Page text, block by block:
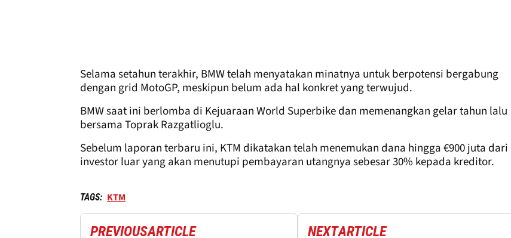
Selama setahun terakhir, BMW telah menyatakan minatnya untuk berpotensi bergabung
dengan grid MotoGP, meskipun belum ada hal konkret yang terwujud.
BMW saat ini berlomba di Kejuaraan World Superbike dan memenangkan gelar tahun lalu
bersama Toprak Razgatlioglu.
Sebelum laporan terbaru ini, KTM dikatakan telah menemukan dana hingga €900 juta dari
investor luar yang akan menutupi pembayaran utangnya sebesar 30% kepada kreditor.
TAGS: KTM
PREVIOUSARTICLE NEXTARTICLE